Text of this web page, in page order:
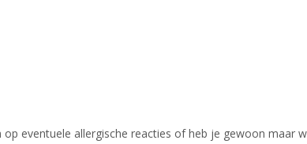
eventuele allergische reacties of heb je gewoon maar